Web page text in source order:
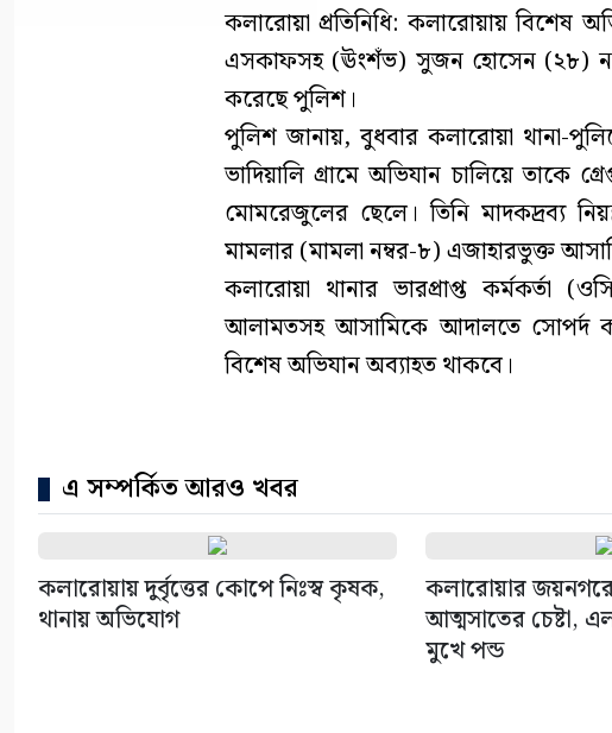
কলারোয়া প্রতিনিধি: কলারোয়ায় বিশেষ
এসকাফসহ (ঊংশঁভ) সুজন হোসেন (২৮)
করেছে পুলিশ।
পুলিশ জানায়, বুধবার কলারোয়া থানা-
ভাদিয়ালি গ্রামে অভিযান চালিয়ে তাকে
মোমরেজুলের ছেলে। তিনি মাদকদ্রব্য
মামলার (মামলা নম্বর-৮) এজাহারভুক্ত
কলারোয়া থানার ভারপ্রাপ্ত কর্মকর্তা
আলামতসহ আসামিকে আদালতে সোপর্দ
বিশেষ অভিযান অব্যাহত থাকবে।
এ সম্পর্কিত আরও খবর
কলারোয়ায় দুর্বৃত্তের কোপে নিঃস্ব কৃষক,
থানায় অভিযোগ
কলারোয়ার
আত্মসাতের চেষ্টা,
মুখে পন্ড